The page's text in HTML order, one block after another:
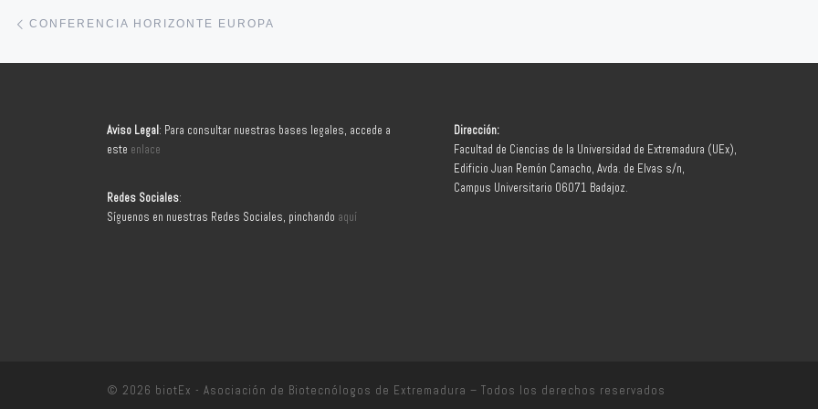
Navegación de entradas
CONFERENCIA HORIZONTE EUROPA
Aviso Legal: Para consultar nuestras bases legales, accede a
este enlace
Redes Sociales:
Síguenos en nuestras Redes Sociales, pinchando aquí
Dirección:
Facultad de Ciencias de la Universidad de Extremadura (UEx),
Edificio Juan Remón Camacho, Avda. de Elvas s/n,
Campus Universitario 06071 Badajoz.
© 2026 biotEx - Asociación de Biotecnólogos de Extremadura – Todos los derechos reservados